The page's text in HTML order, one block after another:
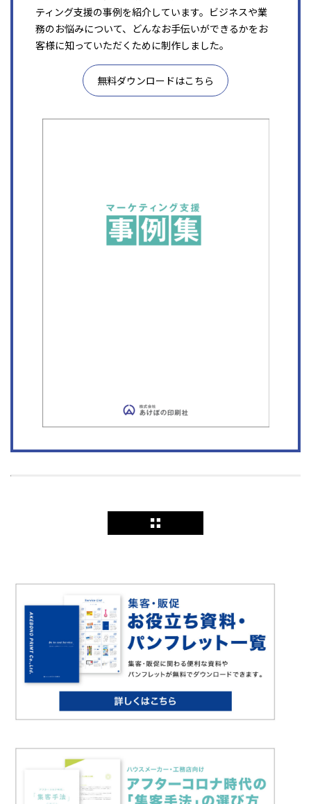
ティング支援の事例を紹介しています。ビジネスや業
務のお悩みについて、どんなお手伝いができるかをお
客様に知っていただくために制作しました。
無料ダウンロードはこちら